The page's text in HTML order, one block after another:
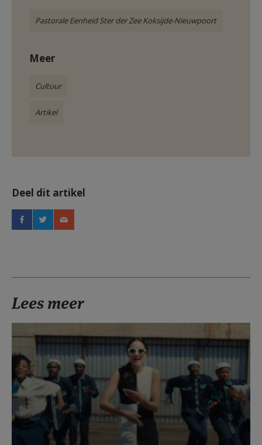
Pastorale Eenheid Ster der Zee Koksijde-Nieuwpoort
Meer
Cultuur
Artikel
Deel dit artikel
Lees meer